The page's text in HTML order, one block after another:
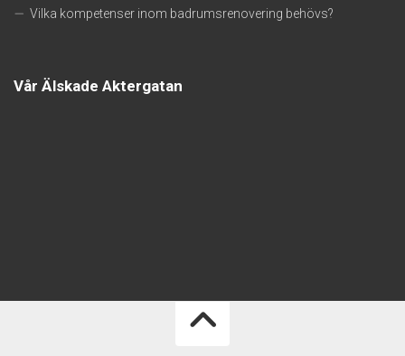
Vilka kompetenser inom badrumsrenovering behövs?
Vår Älskade Aktergatan